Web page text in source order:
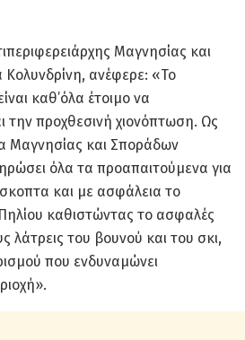
Μαγνησίας και
ανέφερε: «Το
καθ’όλα έτοιμο να
την προχθεσινή χιονόπτωση. Ως
Μαγνησίας και Σποράδων
όλα τα προαπαιτούμενα για
και με ασφάλεια το
καθιστώντας το ασφαλές
λάτρεις του βουνού και του σκι,
που ενδυναμώνει